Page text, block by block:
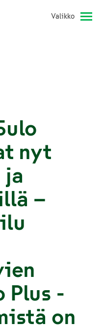
Valikko
nyt
–
Plus -
on